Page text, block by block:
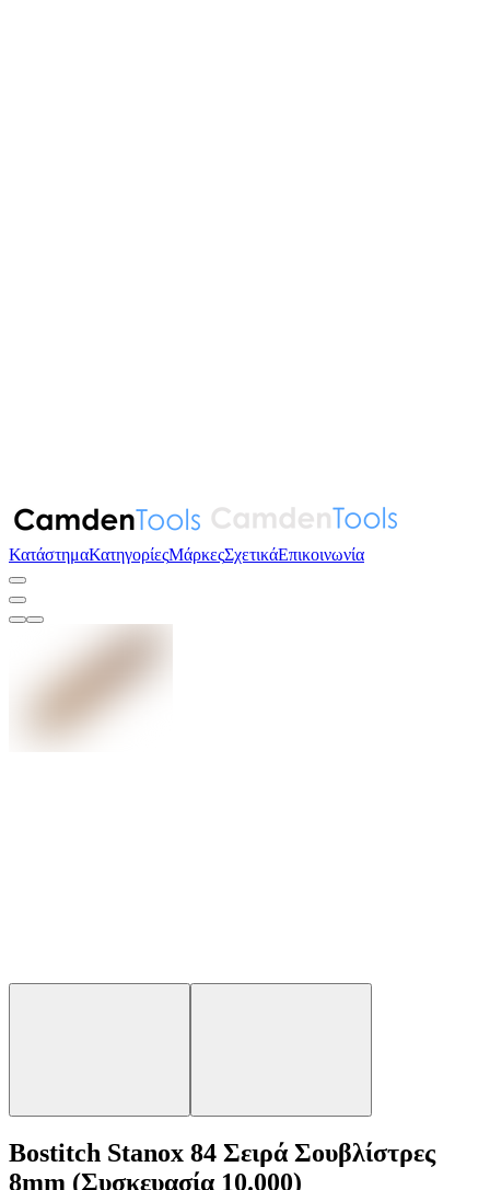
ΚατάστημαΚατηγορίεςΜάρκεςΣχετικάΕπικοινωνία
Bostitch Stanox 84 Σειρά Σουβλίστρες
8mm (Συσκευασία 10.000)